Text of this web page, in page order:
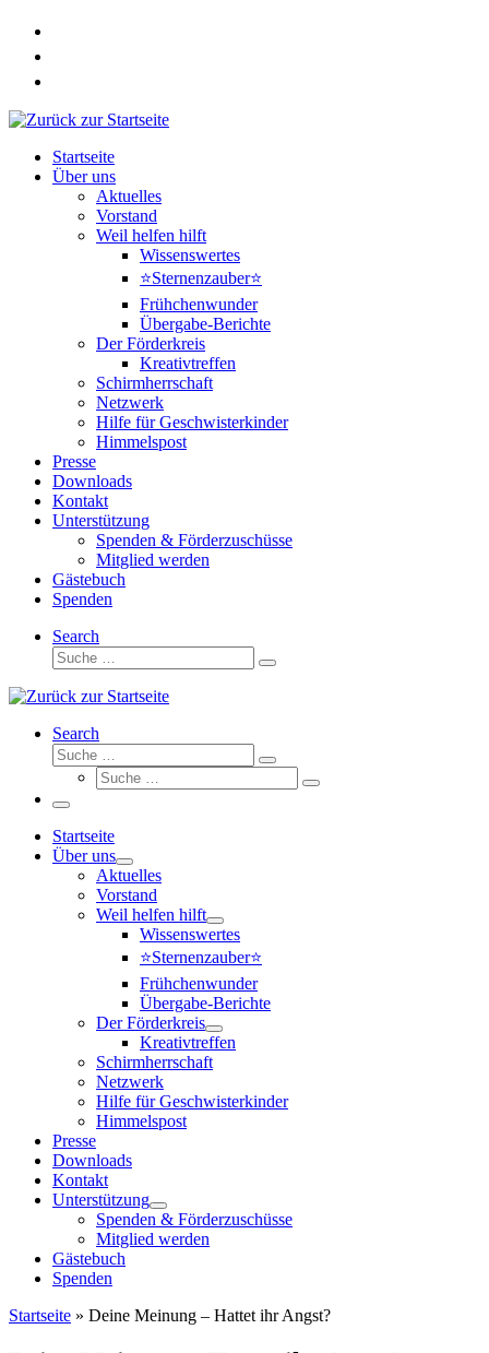
Zum
springen
Startseite
Über uns
Aktuelles
Vorstand
Weil helfen hilft
Wissenswertes
⭐Sternenzauber⭐
Frühchenwunder
Übergabe-Berichte
Der Förderkreis
Kreativtreffen
Schirmherrschaft
Netzwerk
Hilfe für Geschwisterkinder
Himmelspost
Presse
Downloads
Kontakt
Unterstützung
Spenden & Förderzuschüsse
Mitglied werden
Gästebuch
Spenden
Search
Suche
Suche
Search
Suche
Suche
Suche
Suche
Menü
Startseite
Über uns
Aktuelles
Vorstand
Weil helfen hilft
Wissenswertes
⭐Sternenzauber⭐
Frühchenwunder
Übergabe-Berichte
Der Förderkreis
Kreativtreffen
Schirmherrschaft
Netzwerk
Hilfe für Geschwisterkinder
Himmelspost
Presse
Downloads
Kontakt
Unterstützung
Spenden & Förderzuschüsse
Mitglied werden
Gästebuch
Spenden
Startseite » Deine Meinung – Hattet ihr Angst?